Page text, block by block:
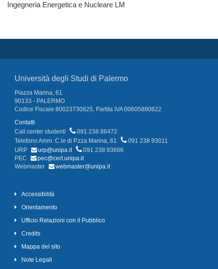
Ingegneria Energetica e Nucleare LM
Università degli Studi di Palermo
Piazza Marina, 61
90133 - PALERMO
Codice Fiscale 80023730825, Partita IVA 00605880822
Contatti
Call center studenti
091 238 86472
Telefono Amm. C.le di P.zza Marina, 61
091 238 93011
URP
urp@unipa.it
091 238 93666
PEC
pec@cert.unipa.it
Webmaster
webmaster@unipa.it
Accessibilità
Orientamento
Ufficio Relazioni con il Pubblico
Credits
Mappa del sito
Note Legali